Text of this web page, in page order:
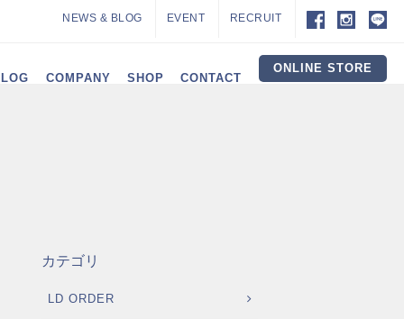
NEWS & BLOG EVENT RECRUIT
COMPANY SHOP CONTACT
ONLINE STORE
カテゴリ
LD ORDER